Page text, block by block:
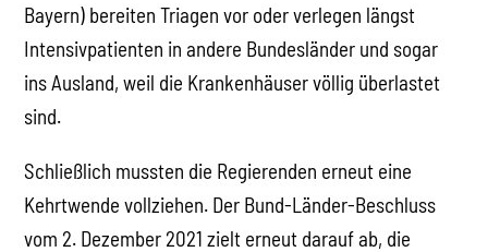
Bayern) bereiten Triagen vor oder verlegen längst
Intensivpatienten in andere Bundesländer und sogar
ins Ausland, weil die Krankenhäuser völlig überlastet
sind.
Schließlich mussten die Regierenden erneut eine
Kehrtwende vollziehen. Der Bund-Länder-Beschluss
vom 2. Dezember 2021 zielt erneut darauf ab, die